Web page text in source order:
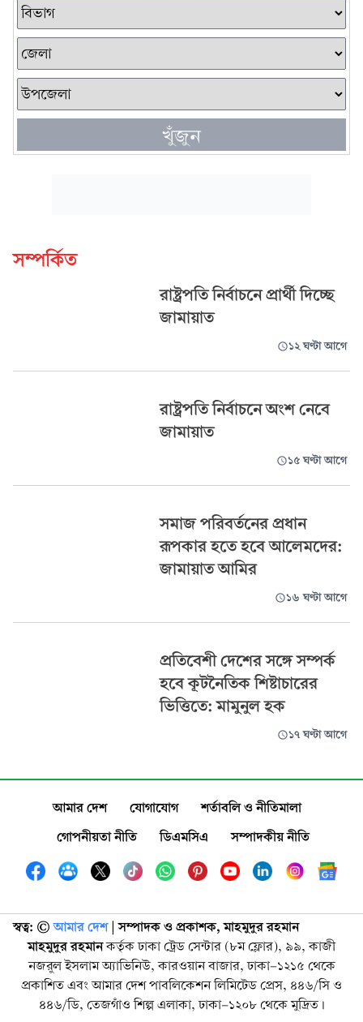
খুঁজুন
সম্পর্কিত
রাষ্ট্রপতি নির্বাচনে প্রার্থী দিচ্ছে
জামায়াত
১২ ঘণ্টা আগে
রাষ্ট্রপতি নির্বাচনে অংশ নেবে
জামায়াত
১৫ ঘণ্টা আগে
সমাজ পরিবর্তনের প্রধান
রূপকার হতে হবে আলেমদের:
জামায়াত আমির
১৬ ঘণ্টা আগে
প্রতিবেশী দেশের সঙ্গে সম্পর্ক
হবে কূটনৈতিক শিষ্টাচারের
ভিত্তিতে: মামুনুল হক
১৭ ঘণ্টা আগে
আমার দেশ যোগাযোগ
শর্তাবলি ও নীতিমালা
গোপনীয়তা নীতি
ডিএমসিএ সম্পাদকীয় নীতি
স্বত্ব: ©️ আমার দেশ| সম্পাদক ও প্রকাশক, মাহমুদুর রহমান
মাহমুদুর রহমানকর্তৃক ঢাকা ট্রেড সেন্টার (৮ম ফ্লোর), ৯৯, কাজী
নজরুল ইসলাম অ্যাভিনিউ, কারওয়ান বাজার, ঢাকা-১২১৫ থেকে
প্রকাশিত এবং আমার দেশ পাবলিকেশন লিমিটেড প্রেস, ৪৪৬/সি ও
৪৪৬/ডি, তেজগাঁও শিল্প এলাকা, ঢাকা-১২০৮ থেকে মুদ্রিত।